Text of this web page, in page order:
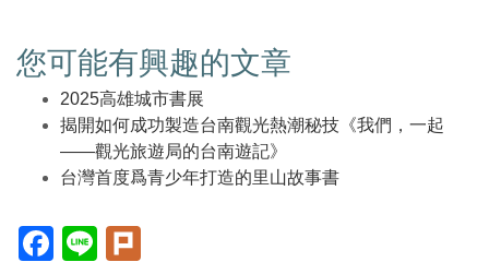
您可能有興趣的文章
2025高雄城市書展
揭開如何成功製造台南觀光熱潮秘技《我們，一起
——觀光旅遊局的台南遊記》
台灣首度爲青少年打造的里山故事書
Facebook(另
開
Line(另
開